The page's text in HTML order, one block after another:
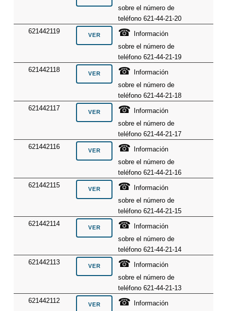
sobre el número de
teléfono 621-44-21-20
621442119
☎
Información
sobre el número de
teléfono 621-44-21-19
621442118
☎
Información
sobre el número de
teléfono 621-44-21-18
621442117
☎
Información
sobre el número de
teléfono 621-44-21-17
621442116
☎
Información
sobre el número de
teléfono 621-44-21-16
621442115
☎
Información
sobre el número de
teléfono 621-44-21-15
621442114
☎
Información
sobre el número de
teléfono 621-44-21-14
621442113
☎
Información
sobre el número de
teléfono 621-44-21-13
621442112
☎
Información